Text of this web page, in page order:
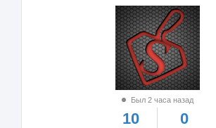
Был 2 часа назад
10 0